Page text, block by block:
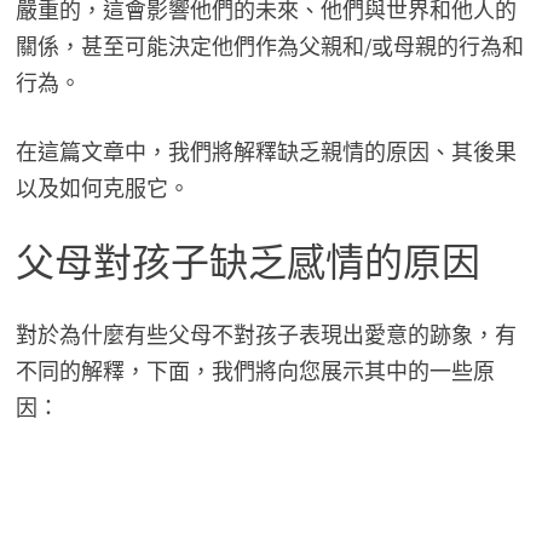
嚴重的，這會影響他們的未來、他們與世界和他人的
關係，甚至可能決定他們作為父親和/或母親的行為和
行為。
在這篇文章中，我們將解釋缺乏親情的原因、其後果
以及如何克服它。
父母對孩子缺乏感情的原因
對於為什麼有些父母不對孩子表現出愛意的跡象，有
不同的解釋，下面，我們將向您展示其中的一些原
因：